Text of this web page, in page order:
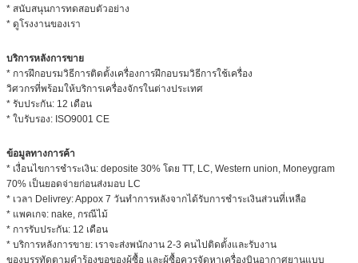
* สนับสนุนการทดสอบตัวอย่าง
* ดูโรงงานของเรา
บริการหลังการขาย
* การฝึกอบรมวิธีการติดตั้งเครื่องการฝึกอบรมวิธีการใช้เครื่อง
วิศวกรที่พร้อมให้บริการเครื่องจักรในต่างประเทศ
* รับประกัน: 12 เดือน
* ใบรับรอง: ISO9001 CE
ข้อมูลทางการค้า
* เงื่อนไขการชำระเงิน: deposite 30% โดย TT, LC, Western union, Moneygram
70% เป็นยอดจ่ายก่อนส่งมอบ LC
* เวลา Delivrey: Appox 7 วันทำการหลังจากได้รับการชำระเงินส่วนที่เหลือ
* แพคเกจ: nake, กรณีไม้
* การรับประกัน: 12 เดือน
* บริการหลังการขาย: เราจะส่งพนักงาน 2-3 คนไปติดตั้งและรับงาน
ของบรรทัดตามคำร้องขอของผู้ซื้อ และผู้ซื้อควรจัดหาเครื่องบินอากาศยานแบบ